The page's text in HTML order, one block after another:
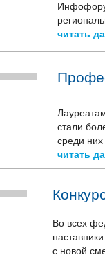
читать
стали
среди
читать
Во всех
с новой